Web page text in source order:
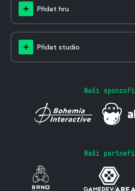
Přidat hru
Přidat studio
Naši sponzoři
Naši partneři